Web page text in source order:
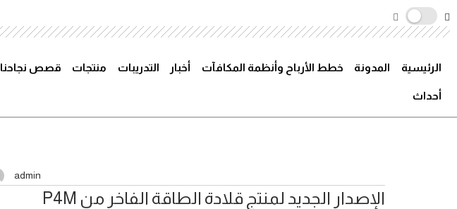
الرئيسية المدونة خطط الأرباح وأنظمة المكافآت أخبار التدريبات منتجات قصص نجاحنا
أحداث
admin
الإصدار الجديد لمنتج قلادة الطاقة الفاخر من P4M